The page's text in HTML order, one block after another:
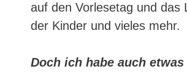
auf den Vorlesetag und das
der Kinder und vieles mehr.
Doch ich habe auch